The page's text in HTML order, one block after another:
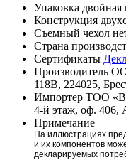
Упаковка двойная
Конструкция
Съемный чехол
Страна
Сертификаты
Производитель
118В, 224025,
Импортер ТОО
4-й этаж, оф. 406,
Примечание
На иллюстрациях
и их компонентов
декларируемых